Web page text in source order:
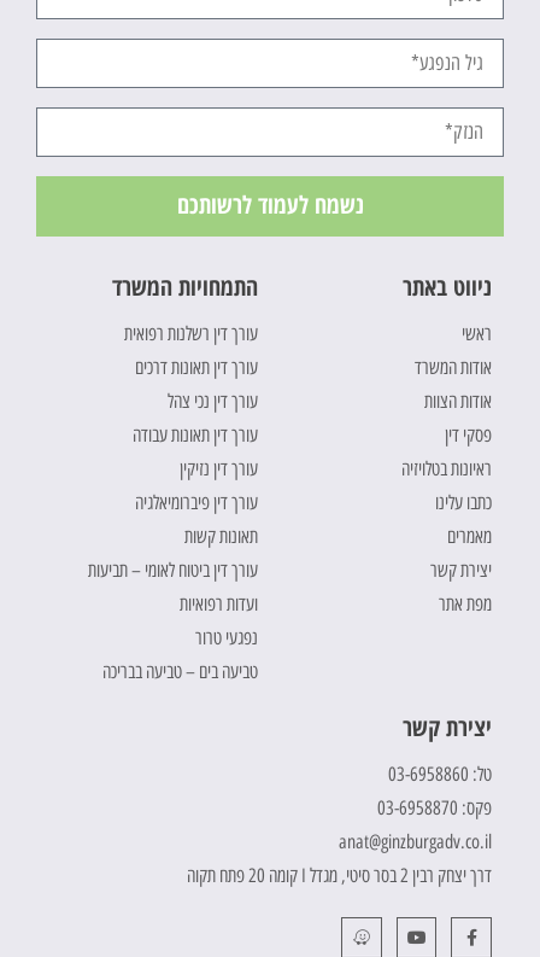
נשמח לעמוד לרשותכם
ניווט באתר
ראשי
אודות המשרד
אודות הצוות
פסקי דין
ראיונות בטלויזיה
כתבו עלינו
מאמרים
יצירת קשר
מפת אתר
התמחויות המשרד
עורך דין רשלנות רפואית
עורך דין תאונות דרכים
עורך דין נכי צהל
עורך דין תאונות עבודה
עורך דין נזיקין
עורך דין פיברומיאלגיה
תאונות קשות
עורך דין ביטוח לאומי – תביעות
ועדות רפואיות
נפגעי טרור
טביעה בים – טביעה בבריכה
יצירת קשר
טל: 03-6958860
פקס: 03-6958870
anat@ginzburgadv.co.il
דרך יצחק רבין 2 בסר סיטי, מגדל I קומה 20 פתח תקוה